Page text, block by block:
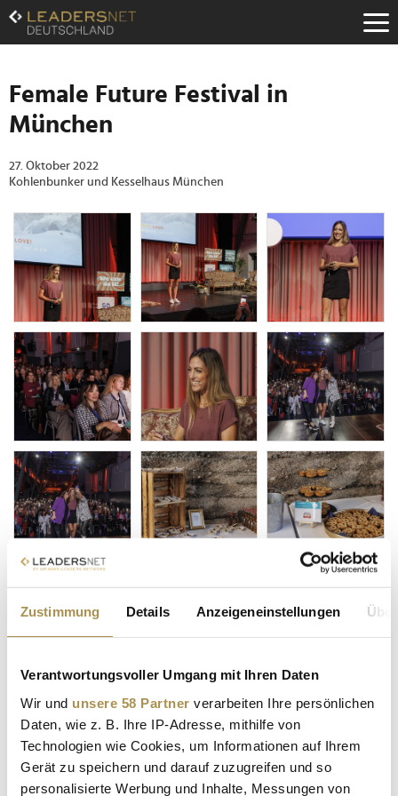
Zustimmung Details Anzeigeneinstellungen
Verantwortungsvoller Umgang mit Ihren Daten
Wir und unsere 58 Partner verarbeiten Ihre persönlichen
Daten, wie z. B. Ihre IP-Adresse, mithilfe von
Technologien wie Cookies, um Informationen auf Ihrem
Gerät zu speichern und darauf zuzugreifen und so
personalisierte Werbung und Inhalte, Messungen von
Zum
Inhalt
Zur
Navigation
Zur
Hauptnavigation
Female Future Festival in
München
27. Oktober 2022
Kohlenbunker und Kesselhaus München